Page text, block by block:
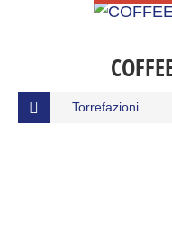
Torrefazioni